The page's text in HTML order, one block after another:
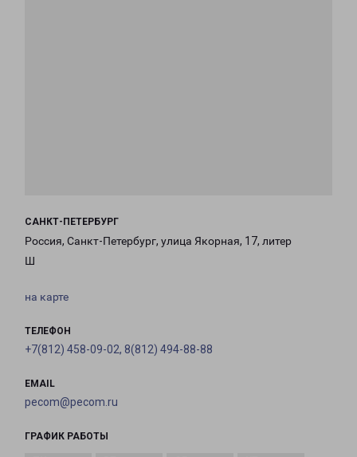
САНКТ-ПЕТЕРБУРГ
Россия, Санкт-Петербург, улица Якорная, 17, литер
Ш
на карте
ТЕЛЕФОН
+7(812) 458-09-02, 8(812) 494-88-88
EMAIL
pecom@pecom.ru
ГРАФИК РАБОТЫ